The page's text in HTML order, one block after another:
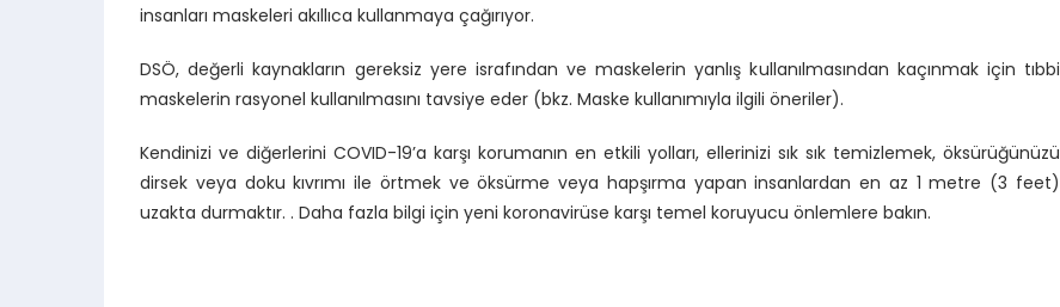
insanları maskeleri akıllıca kullanmaya çağırıyor.
DSÖ, değerli kaynakların gereksiz yere israfından ve maskelerin yanlış kullanılmasından kaçınmak için tıbbi
maskelerin rasyonel kullanılmasını tavsiye eder (bkz. Maske kullanımıyla ilgili öneriler).
Kendinizi ve diğerlerini COVID-19’a karşı korumanın en etkili yolları, ellerinizi sık sık temizlemek, öksürüğünüzü
dirsek veya doku kıvrımı ile örtmek ve öksürme veya hapşırma yapan insanlardan en az 1 metre (3 feet)
uzakta durmaktır. . Daha fazla bilgi için yeni koronavirüse karşı temel koruyucu önlemlere bakın.